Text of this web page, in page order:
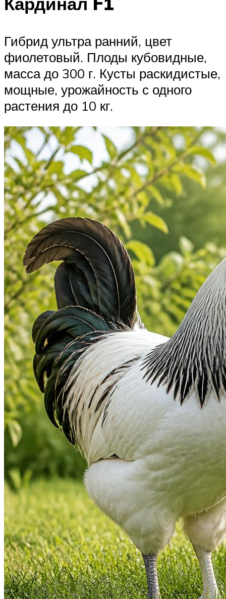
Гибрид ультра ранний, цвет
фиолетовый. Плоды кубовидные,
масса до 300 г. Кусты раскидистые,
мощные, урожайность с одного
растения до 10 кг.